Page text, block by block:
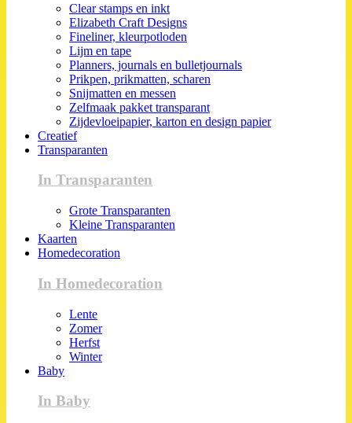
Clear stamps en inkt
Elizabeth Craft Designs
Fineliner, kleurpotloden
Lijm en tape
Planners, journals en bulletjournals
Prikpen, prikmatten, scharen
Snijmatten en messen
Zelfmaak pakket transparant
Zijdevloeipapier, karton en design papier
Creatief
Transparanten
In Transparanten
Grote Transparanten
Kleine Transparanten
Kaarten
Homedecoration
In Homedecoration
Lente
Zomer
Herfst
Winter
Baby
In Baby